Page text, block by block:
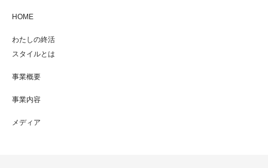
HOME
わたしの終活
スタイルとは
事業概要
事業内容
メディア